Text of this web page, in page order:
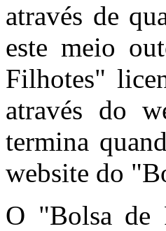
através de
este meio
Filhotes"
através do
termina
website do
O "Bolsa de